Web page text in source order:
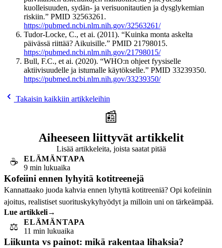
kuolleisuuden, sydän- ja verisuonitautien ja dysglykemian
riskiin.” PMID 32563261.
https://pubmed.ncbi.nlm.nih.gov/32563261/
Tudor-Locke, C., et ai. (2011). “Kuinka monta askelta
päivässä riittää? Aikuisille.” PMID 21798015.
https://pubmed.ncbi.nlm.nih.gov/21798015/
Bull, F.C., et ai. (2020). “WHO:n ohjeet fyysiselle
aktiivisuudelle ja istumalle käytökselle.” PMID 33239350.
https://pubmed.ncbi.nlm.nih.gov/33239350/
Takaisin kaikkiin artikkeleihin
📰
Aiheeseen liittyvät artikkelit
Lisää artikkeleita, joista saatat pitää
☕
ELÄMÄNTAPA
9 min lukuaika
Kofeiini ennen lyhyitä kotitreenejä
Kannattaako juoda kahvia ennen lyhyttä kotitreeniä? Opi kofeiinin
ajoitus, realistiset suorituskykyhyödyt ja milloin uni on tärkeämpää.
Lue artikkeli→
⚖️
ELÄMÄNTAPA
11 min lukuaika
Liikunta vs painot: mikä rakentaa lihaksia?